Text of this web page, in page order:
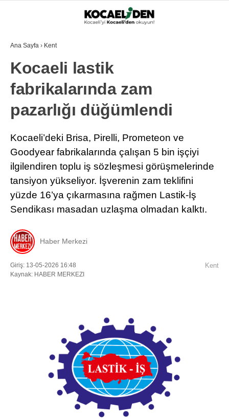
Ana Sayfa › Kent
Kocaeli lastik
fabrikalarında zam
pazarlığı düğümlendi
Kocaeli’deki Brisa, Pirelli, Prometeon ve
Goodyear fabrikalarında çalışan 5 bin işçiyi
ilgilendiren toplu iş sözleşmesi görüşmelerinde
tansiyon yükseliyor. İşverenin zam teklifini
yüzde 16’ya çıkarmasına rağmen Lastik-İş
Sendikası masadan uzlaşma olmadan kalktı.
Haber Merkezi
Giriş: 13-05-2026 16:48
Kaynak: HABER MERKEZI
Kent